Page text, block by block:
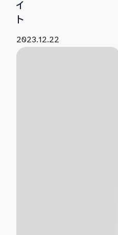
イ
ト
2023.12.22